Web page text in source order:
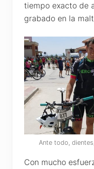
tiempo exacto de
grabado en la
Ante todo,
Con mucho